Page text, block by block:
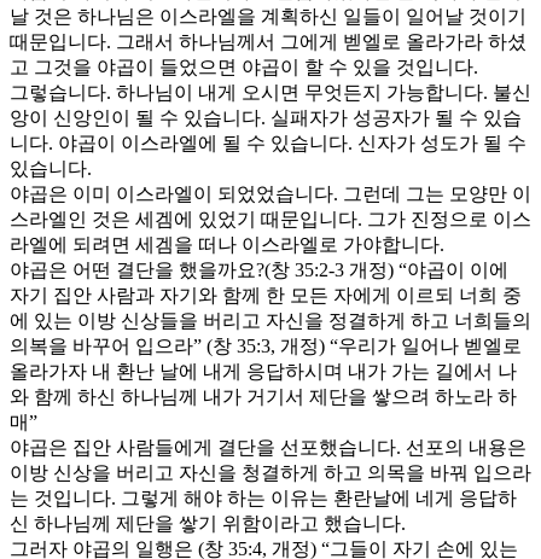
날 것은 하나님은 이스라엘을 계획하신 일들이 일어날 것이기
때문입니다. 그래서 하나님께서 그에게 벧엘로 올라가라 하셨
고 그것을 야곱이 들었으면 야곱이 할 수 있을 것입니다.
그렇습니다. 하나님이 내게 오시면 무엇든지 가능합니다. 불신
앙이 신앙인이 될 수 있습니다. 실패자가 성공자가 될 수 있습
니다. 야곱이 이스라엘에 될 수 있습니다. 신자가 성도가 될 수
있습니다.
야곱은 이미 이스라엘이 되었었습니다. 그런데 그는 모양만 이
스라엘인 것은 세겜에 있었기 때문입니다. 그가 진정으로 이스
라엘에 되려면 세겜을 떠나 이스라엘로 가야합니다.
야곱은 어떤 결단을 했을까요?(창 35:2-3 개정) “야곱이 이에
자기 집안 사람과 자기와 함께 한 모든 자에게 이르되 너희 중
에 있는 이방 신상들을 버리고 자신을 정결하게 하고 너희들의
의복을 바꾸어 입으라” (창 35:3, 개정) “우리가 일어나 벧엘로
올라가자 내 환난 날에 내게 응답하시며 내가 가는 길에서 나
와 함께 하신 하나님께 내가 거기서 제단을 쌓으려 하노라 하
매”
야곱은 집안 사람들에게 결단을 선포했습니다. 선포의 내용은
이방 신상을 버리고 자신을 청결하게 하고 의목을 바꿔 입으라
는 것입니다. 그렇게 해야 하는 이유는 환란날에 네게 응답하
신 하나님께 제단을 쌓기 위함이라고 했습니다.
그러자 야곱의 일행은 (창 35:4, 개정) “그들이 자기 손에 있는